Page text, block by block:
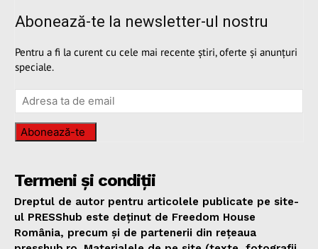
Abonează-te la newsletter-ul nostru
Pentru a fi la curent cu cele mai recente știri, oferte și anunțuri
speciale.
Abonează-te
Termeni și condiții
Dreptul de autor pentru articolele publicate pe site-
ul PRESShub este deținut de Freedom House
România, precum și de partenerii din rețeaua